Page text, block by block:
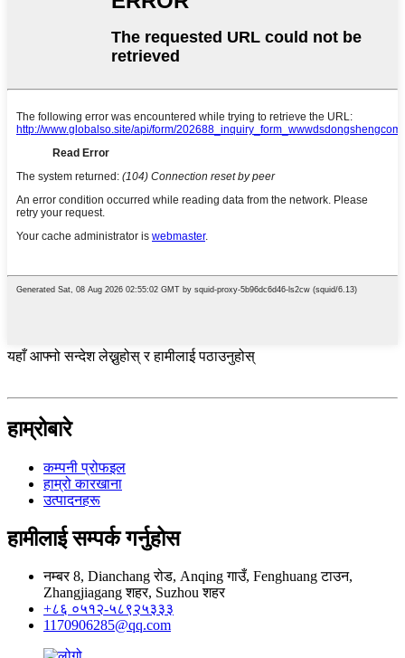
यहाँ आफ्नो सन्देश लेख्नुहोस् र हामीलाई पठाउनुहोस्
हाम्रोबारे
कम्पनी प्रोफइल
हाम्रो कारखाना
उत्पादनहरू
हामीलाई सम्पर्क गर्नुहोस
नम्बर 8, Dianchang रोड, Anqing गाउँ, Fenghuang टाउन,
Zhangjiagang शहर, Suzhou शहर
+८६ ०५१२-५८९२५३३३
1170906285@qq.com